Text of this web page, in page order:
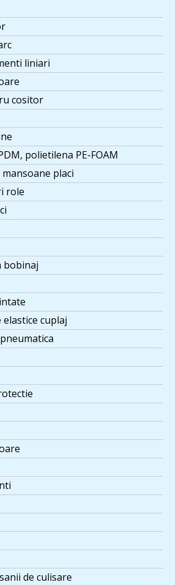
liniari
cositor
polietilena PE-FOAM
placi
role
bobinaj
cuplaj
de culisare